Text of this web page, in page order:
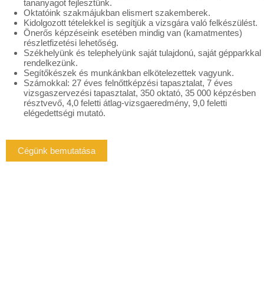
tananyagot fejlesztünk.
Oktatóink szakmájukban elismert szakemberek.
Kidolgozott tételekkel is segítjük a vizsgára való felkészülést.
Önerős képzéseink esetében mindig van (kamatmentes)
részletfizetési lehetőség.
Székhelyünk és telephelyünk saját tulajdonú, saját gépparkkal
rendelkezünk.
Segítőkészek és munkánkban elkötelezettek vagyunk.
Számokkal: 27 éves felnőttképzési tapasztalat, 7 éves
vizsgaszervezési tapasztalat, 350 oktató, 35 000 képzésben
résztvevő, 4,0 feletti átlag-vizsgaeredmény, 9,0 feletti
elégedettségi mutató.
Cégünk bemutatása